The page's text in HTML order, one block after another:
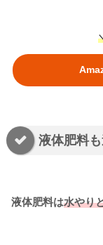
液体肥料
液体肥料は水やり